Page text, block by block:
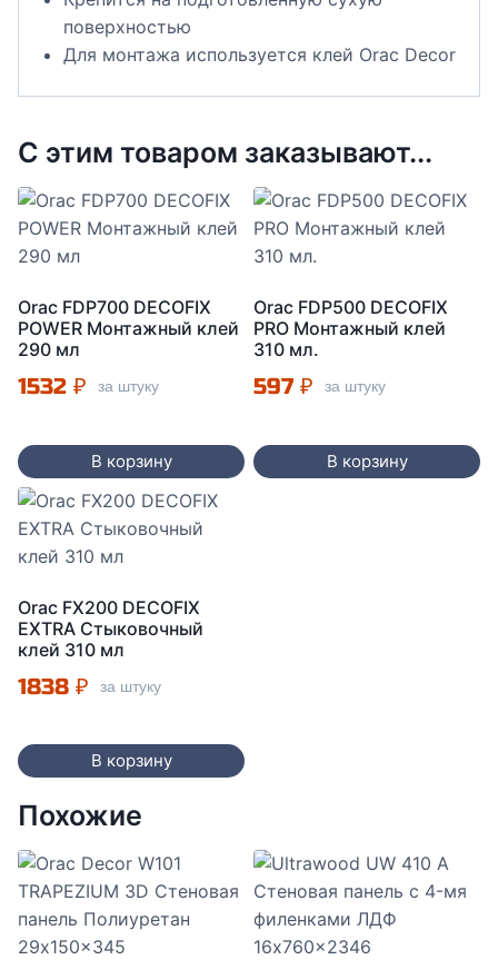
поверхностью
Для монтажа используется клей Orac Decor
С этим товаром заказывают...
Orac FDP700 DECOFIX
POWER Монтажный клей
290 мл
1532 ₽ за штуку
В корзину
Orac FDP500 DECOFIX
PRO Монтажный клей
310 мл.
597 ₽ за штуку
В корзину
Orac FX200 DECOFIX
EXTRA Стыковочный
клей 310 мл
1838 ₽ за штуку
В корзину
Похожие